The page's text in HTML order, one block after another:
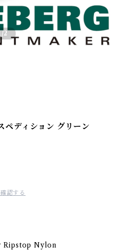
/2
ペディション グリーン
認する
Ripstop Nylon